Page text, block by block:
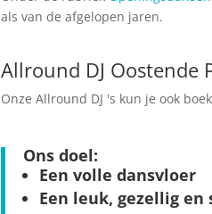
als van de afgelopen jaren.
Allround DJ Oostende
Onze Allround DJ 's kun je ook
Ons doel:
Een volle dansvloer
Een leuk, gezellig